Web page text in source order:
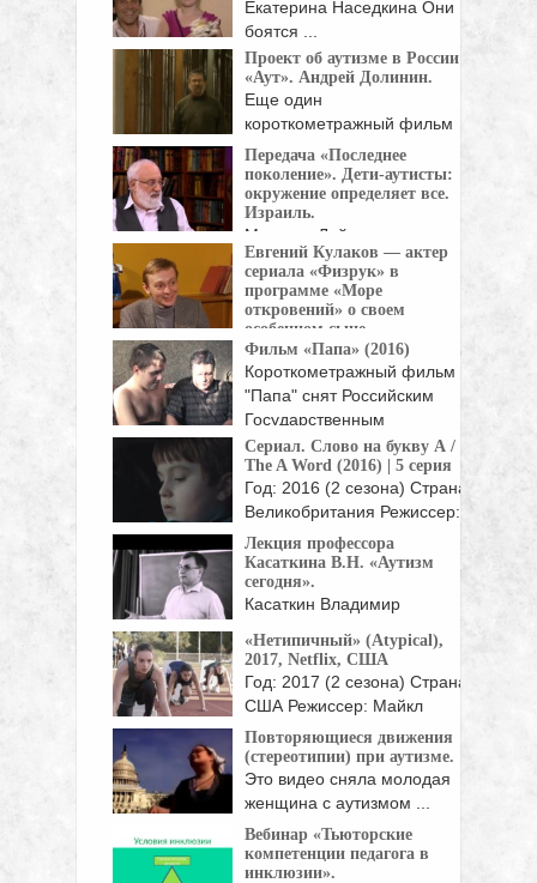
Екатерина Наседкина Они
боятся ...
Проект об аутизме в России
«Аут». Андрей Долинин.
Еще один
короткометражный фильм
Любовь Аркус и ...
Передача «Последнее
поколение». Дети-аутисты:
окружение определяет все.
Израиль.
Михаэль Лайтман -
профессор онтологии и
теории ...
Евгений Кулаков — актер
сериала «Физрук» в
программе «Море
откровений» о своем
особенном сыне.
Актер сериала «Физрук»
Евгений Кулаков и его ...
Фильм «Папа» (2016)
Короткометражный фильм
"Папа" снят Российским
Государственным
Институтом ...
Сериал. Слово на букву А /
The A Word (2016) | 5 серия
Год: 2016 (2 сезона) Страна:
Великобритания Режиссер:
Питер Каттанео, ...
Лекция профессора
Касаткина В.Н. «Аутизм
сегодня».
Касаткин Владимир
медицинских наук,
профессор: Как ...
«Нетипичный» (Atypical),
2017, Netflix, США
Год: 2017 (2 сезона) Страна:
США Режиссер: Майкл
Патрик ...
Повторяющиеся движения
(стереотипии) при аутизме.
Это видео сняла молодая
женщина с аутизмом ...
Вебинар «Тьюторские
компетенции педагога в
инклюзии».